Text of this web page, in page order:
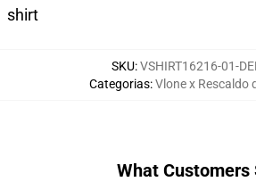
shirt
SKU:VSHIRT16216-01-
Categorias:Vlone x Rescaldo
What Customers